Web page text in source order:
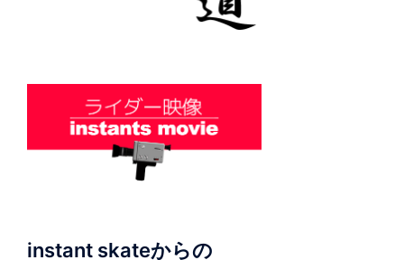
instant skateからの